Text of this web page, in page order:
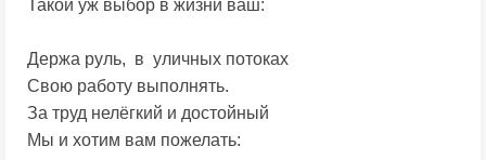
Такой уж выбор в жизни ваш:
Держа руль, в уличных потоках
Свою работу выполнять.
За труд нелёгкий и достойный
Мы и хотим вам пожелать: